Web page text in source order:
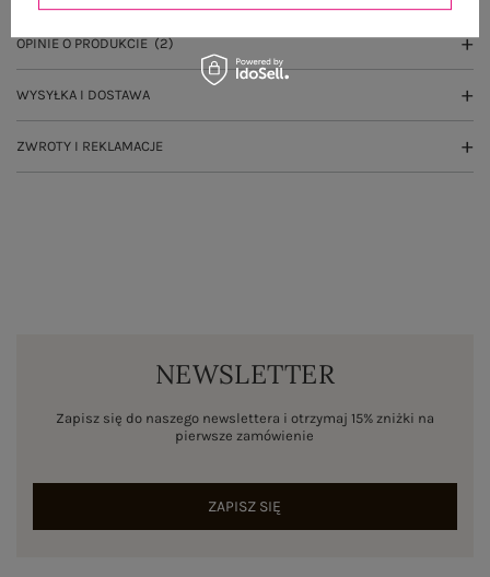
OPINIE O PRODUKCIE (2)
WYSYŁKA I DOSTAWA
ZWROTY I REKLAMACJE
NEWSLETTER
Zapisz się do naszego newslettera i otrzymaj 15% zniżki na
pierwsze zamówienie
ZAPISZ SIĘ